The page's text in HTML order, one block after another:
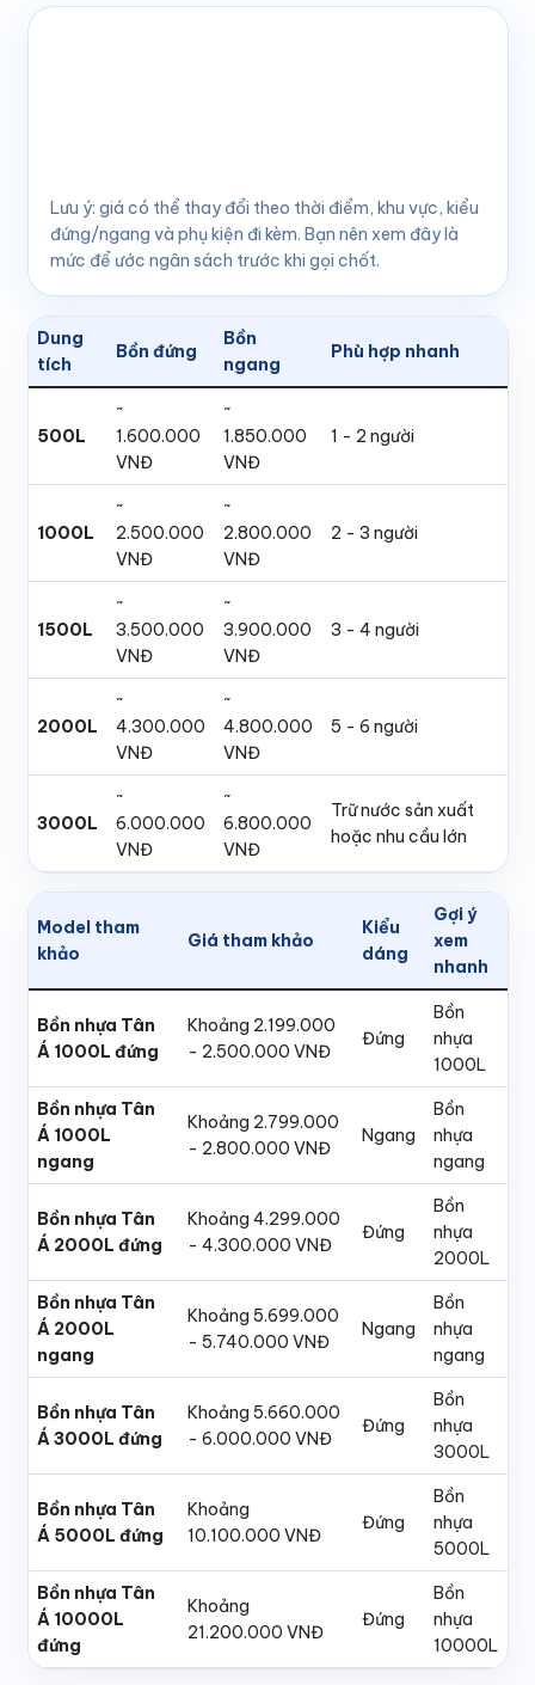
Lưu ý: giá có thể thay đổi theo thời điểm, khu vực, kiểu
đứng/ngang và phụ kiện đi kèm. Bạn nên xem đây là
mức để ước ngân sách trước khi gọi chốt.
Dung
tích
Bồn đứng
Bồn
ngang
Phù hợp nhanh
500L
~
1.600.000
VNĐ
~
1.850.000
VNĐ
1 - 2 người
1000L
~
2.500.000
VNĐ
~
2.800.000
VNĐ
2 - 3 người
1500L
~
3.500.000
VNĐ
~
3.900.000
VNĐ
3 - 4 người
2000L
~
4.300.000
VNĐ
~
4.800.000
VNĐ
5 - 6 người
3000L
~
6.000.000
VNĐ
~
6.800.000
VNĐ
Trữ nước sản xuất
hoặc nhu cầu lớn
Model tham
khảo
Giá tham khảo
Kiểu
dáng
Gợi ý
xem
nhanh
Bồn nhựa Tân
Á 1000L đứng
Khoảng 2.199.000
- 2.500.000 VNĐ
Đứng
Bồn
nhựa
1000L
Bồn nhựa Tân
Á 1000L
ngang
Khoảng 2.799.000
- 2.800.000 VNĐ
Ngang
Bồn
nhựa
ngang
Bồn nhựa Tân
Á 2000L đứng
Khoảng 4.299.000
- 4.300.000 VNĐ
Đứng
Bồn
nhựa
2000L
Bồn nhựa Tân
Á 2000L
ngang
Khoảng 5.699.000
- 5.740.000 VNĐ
Ngang
Bồn
nhựa
ngang
Bồn nhựa Tân
Á 3000L đứng
Khoảng 5.660.000
- 6.000.000 VNĐ
Đứng
Bồn
nhựa
3000L
Bồn nhựa Tân
Á 5000L đứng
Khoảng
10.100.000 VNĐ
Đứng
Bồn
nhựa
5000L
Bồn nhựa Tân
Á 10000L
đứng
Khoảng
21.200.000 VNĐ
Đứng
Bồn
nhựa
10000L